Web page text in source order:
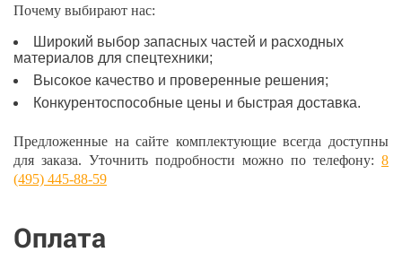
Почему выбирают нас:
Широкий выбор запасных частей и расходных
материалов для спецтехники;
Высокое качество и проверенные решения;
Конкурентоспособные цены и быстрая доставка.
Предложенные на сайте комплектующие всегда доступны
для заказа. Уточнить подробности можно по телефону: 8
(495) 445-88-59
Оплата